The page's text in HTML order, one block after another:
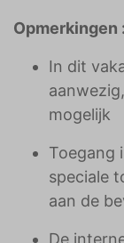
Opmerkingen :
In dit
mogelijk
Toegang
speciale
aan de
De